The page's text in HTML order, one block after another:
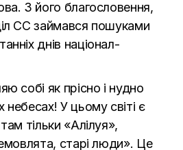
З його благословення,
СС займався пошуками
днів націонал-
собі як прісно і нудно
небесах! У цьому світі є
тільки «Алілуя»,
старі люди». Це